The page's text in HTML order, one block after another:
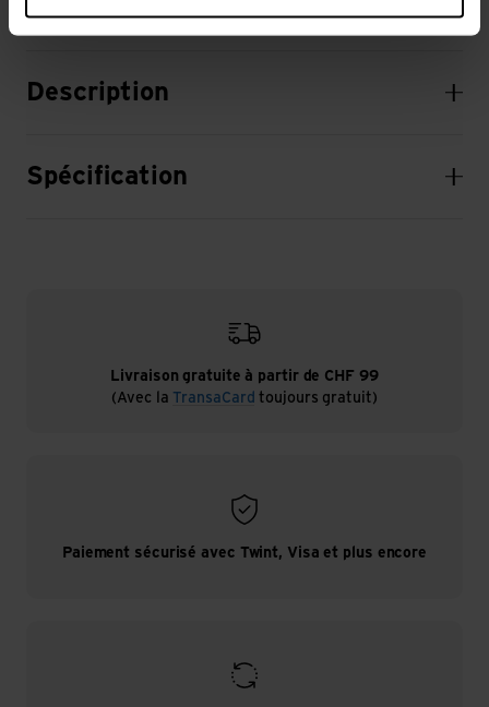
Description
Spécification
Livraison gratuite à partir de CHF 99
(Avec la TransaCard toujours gratuit)
Paiement sécurisé avec Twint, Visa et plus encore